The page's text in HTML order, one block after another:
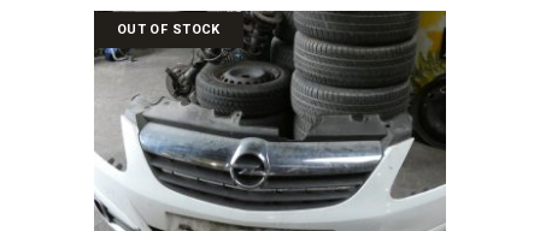
récent
au
plus
ancien
OUT OF STOCK
LIRE LA SUITE